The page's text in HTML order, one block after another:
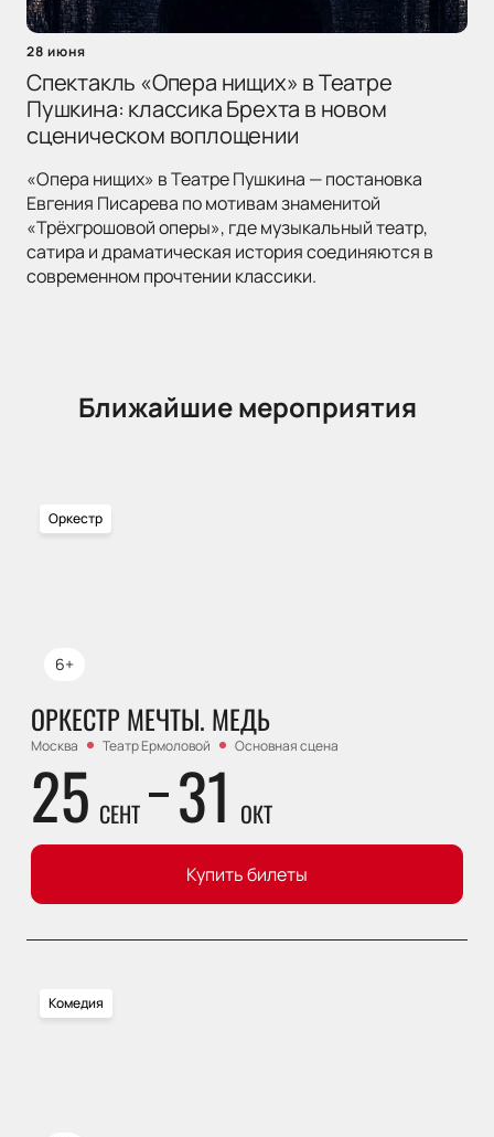
28 июня
Спектакль «Опера нищих» в Театре
Пушкина: классика Брехта в новом
сценическом воплощении
«Опера нищих» в Театре Пушкина — постановка
Евгения Писарева по мотивам знаменитой
«Трёхгрошовой оперы», где музыкальный театр,
сатира и драматическая история соединяются в
современном прочтении классики.
Ближайшие мероприятия
6+
Оркестр
ОРКЕСТР МЕЧТЫ. МЕДЬ
Москва Театр Ермоловой Основная сцена
25 СЕНТ 31 ОКТ
Купить билеты
Комедия